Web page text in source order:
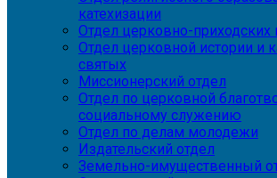
катехизации
Отдел церковно-приходских
Отдел церковной истории и
святых
Миссионерский отдел
Отдел по церковной
социальному служению
Отдел по делам молодежи
Издательский отдел
Земельно-имущественный